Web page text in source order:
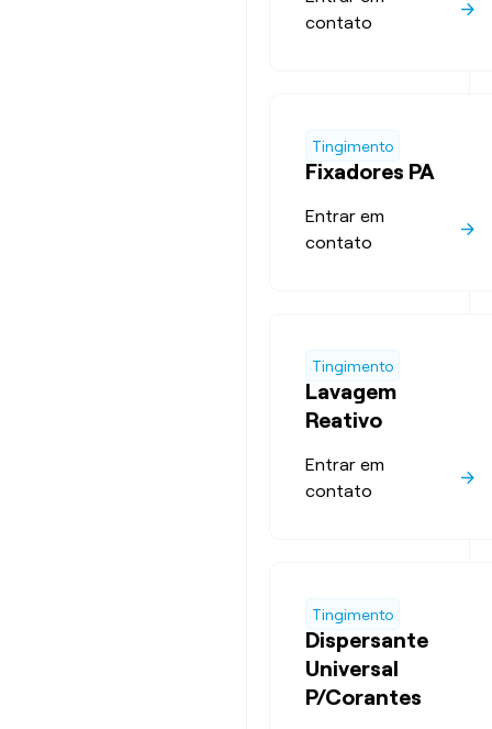
contato
Tingimento
Fixadores PA
Entrar em
contato
Tingimento
Lavagem
Reativo
Entrar em
contato
Tingimento
Dispersante
Universal
P/Corantes